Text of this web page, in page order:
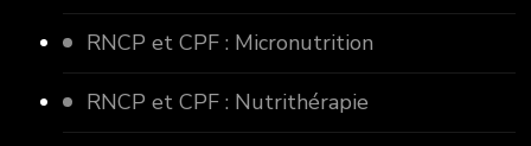
RNCP et CPF : Micronutrition
RNCP et CPF : Nutrithérapie